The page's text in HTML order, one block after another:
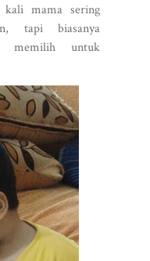
kali mama sering
tapi biasanya
memilih untuk